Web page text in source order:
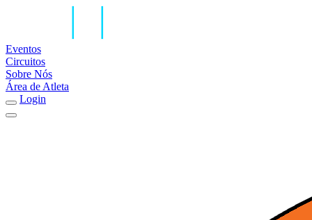
Eventos
Circuitos
Sobre Nós
Área de Atleta
Login